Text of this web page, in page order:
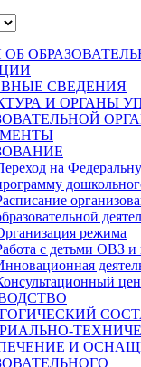
СВЕДЕНИЯ
И ОРГАНЫ
на
режима
с детьми ОВЗ и
И